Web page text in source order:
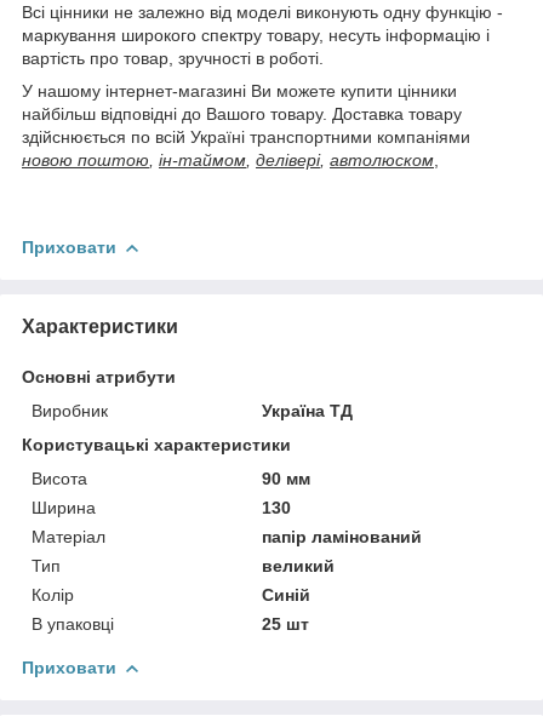
Всі цінники не залежно від моделі виконують одну функцію -
маркування широкого спектру товару, несуть інформацію і
вартість про товар, зручності в роботі.
У нашому інтернет-магазині Ви можете купити цінники
найбільш відповідні до Вашого товару. Доставка товару
здійснюється по всій Україні транспортними компаніями
новою поштою ін-таймом делівері, автолюском
Приховати
Характеристики
Основні атрибути
Виробник
Україна ТД
Користувацькі характеристики
Висота
90 мм
Ширина
130
Матеріал
папір ламінований
Тип
великий
Колір
Синій
В упаковці
25 шт
Приховати